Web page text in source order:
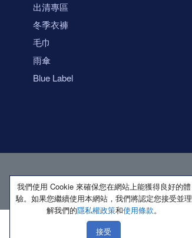
出清專區
冬季衣褲
毛巾
雨傘
Blue Label
著作權所有 保留一切權利
我們使用 Cookie 來確保您在網站上能獲得良好的體
驗。如果您繼續使用本網站，我們將認定您接受並理
解我們的隱私權政策和使用條款。
接受